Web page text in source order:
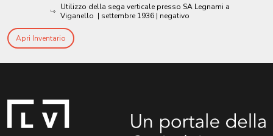
Utilizzo della sega verticale presso SA Legnami a
Viganello | settembre 1936 | negativo
Apri Inventario